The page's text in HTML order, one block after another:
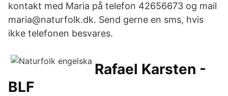
kontakt med Maria på telefon 42656673 og mail
maria@naturfolk.dk. Send gerne en sms, hvis
ikke telefonen besvares.
Rafael Karsten -
BLF